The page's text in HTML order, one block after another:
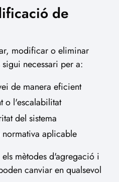
de
modificar o eliminar
necessari per a:
de manera eficient
o l'escalabilitat
del sistema
aplicable
mètodes d'agregació i
canviar en qualsevol